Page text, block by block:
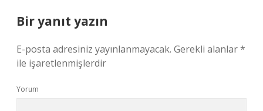
Bir yanıt yazın
E-posta adresiniz yayınlanmayacak. Gerekli alanlar*
ile işaretlenmişlerdir
Yorum